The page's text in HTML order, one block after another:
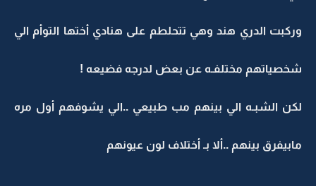
وركبت الدري هند وهي تتحلطم على هنادي أختها التوأم الي
شخصياتهم مختلفـه عن بعض لدرجه فضيعه !
لكن الشبـه الي بينهم مب طبيعي ..الي يشوفهم أول مره
مابيفرق بينهم ..ألا بـ أختلاف لون عيونهم